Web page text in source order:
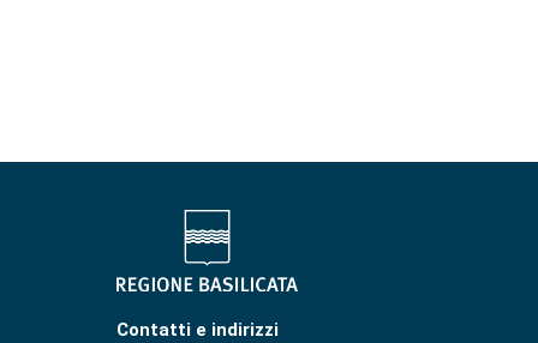
Contatti e indirizzi